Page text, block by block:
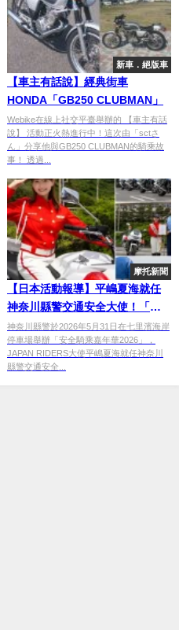
新車．絕版車
【車主有話說】經典街車
HONDA「GB250 CLUBMAN」
Webike在線上社交平臺舉辦的 【車主有話
說】 活動正火熱進行中！這次由「sctさ
ん」分享他與GB250 CLUBMAN的騎乘故
事！ 透過...
摩托新聞
【日本活動報導】平嶋夏海就任
神奈川縣警交通安全大使！「安
全騎乘嘉年華2026」White
Angels特技×視線死角安全講座
完整報導
神奈川縣警於2026年5月31日在七里濱海岸
停車場舉辦「安全騎乘嘉年華2026」，
JAPAN RIDERS大使平嶋夏海就任神奈川
縣警交通安全...